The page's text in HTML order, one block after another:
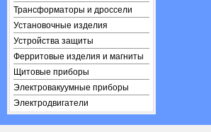
Трансформаторы и дроссели
Установочные изделия
Устройства защиты
Ферритовые изделия и магниты
Щитовые приборы
Электровакуумные приборы
Электродвигатели